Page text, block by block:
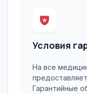
Условия
На все
Гарантийные